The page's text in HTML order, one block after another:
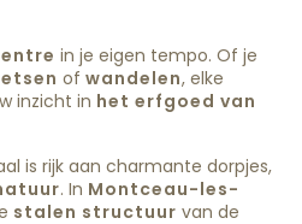
in je eigen tempo. Of je
of wandelen, elke
inzicht in het erfgoed van
is rijk aan charmante dorpjes,
. In Montceau-les-
stalen structuur van de